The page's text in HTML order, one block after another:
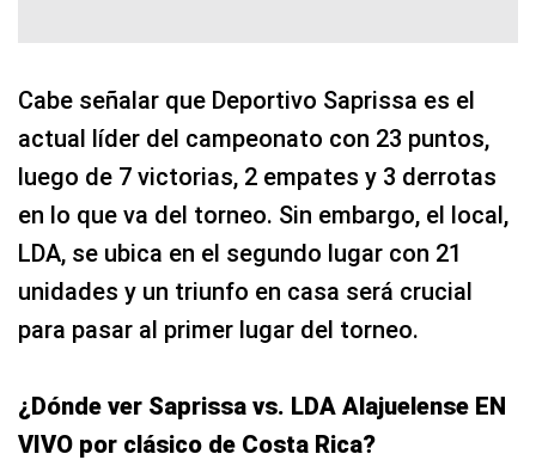
Cabe señalar que Deportivo Saprissa es el
actual líder del campeonato con 23 puntos,
luego de 7 victorias, 2 empates y 3 derrotas
en lo que va del torneo. Sin embargo, el local,
LDA, se ubica en el segundo lugar con 21
unidades y un triunfo en casa será crucial
para pasar al primer lugar del torneo.
¿Dónde ver Saprissa vs. LDA Alajuelense EN
VIVO por clásico de Costa Rica?